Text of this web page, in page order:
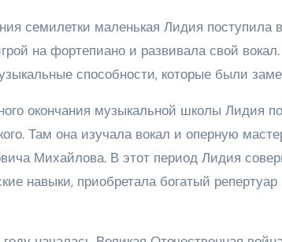
семилетки маленькая Лидия
на фортепиано и развивала свой
способности, которые были
окончания музыкальной школы Лидия
Там она изучала вокал и оперную
Михайлова. В этот период Лидия
навыки, приобретала богатый